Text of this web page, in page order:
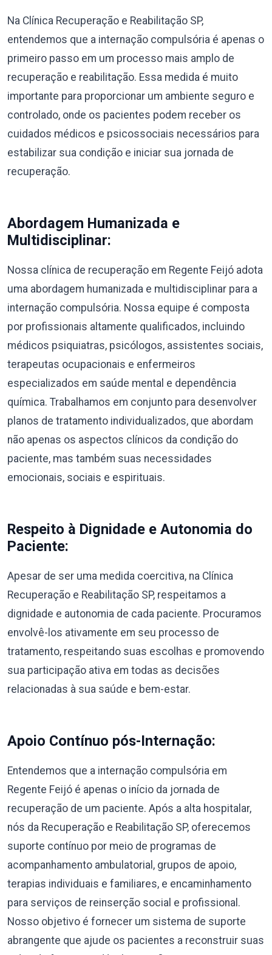
Na Clínica Recuperação e Reabilitação SP,
entendemos que a internação compulsória é apenas o
primeiro passo em um processo mais amplo de
recuperação e reabilitação. Essa medida é muito
importante para proporcionar um ambiente seguro e
controlado, onde os pacientes podem receber os
cuidados médicos e psicossociais necessários para
estabilizar sua condição e iniciar sua jornada de
recuperação.
Abordagem Humanizada e
Multidisciplinar:
Nossa clínica de recuperação em Regente Feijó adota
uma abordagem humanizada e multidisciplinar para a
internação compulsória. Nossa equipe é composta
por profissionais altamente qualificados, incluindo
médicos psiquiatras, psicólogos, assistentes sociais,
terapeutas ocupacionais e enfermeiros
especializados em saúde mental e dependência
química. Trabalhamos em conjunto para desenvolver
planos de tratamento individualizados, que abordam
não apenas os aspectos clínicos da condição do
paciente, mas também suas necessidades
emocionais, sociais e espirituais.
Respeito à Dignidade e Autonomia do
Paciente:
Apesar de ser uma medida coercitiva, na Clínica
Recuperação e Reabilitação SP, respeitamos a
dignidade e autonomia de cada paciente. Procuramos
envolvê-los ativamente em seu processo de
tratamento, respeitando suas escolhas e promovendo
sua participação ativa em todas as decisões
relacionadas à sua saúde e bem-estar.
Apoio Contínuo pós-Internação:
Entendemos que a internação compulsória em
Regente Feijó é apenas o início da jornada de
recuperação de um paciente. Após a alta hospitalar,
nós da Recuperação e Reabilitação SP, oferecemos
suporte contínuo por meio de programas de
acompanhamento ambulatorial, grupos de apoio,
terapias individuais e familiares, e encaminhamento
para serviços de reinserção social e profissional.
Nosso objetivo é fornecer um sistema de suporte
abrangente que ajude os pacientes a reconstruir suas